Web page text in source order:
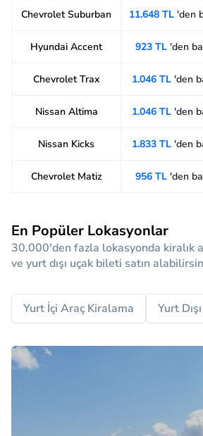
Chevrolet Suburban 11.648 TL 'den
Hyundai Accent 923 TL'den
Chevrolet Trax 1.046 TL 'den
Nissan Altima 1.046 TL 'den
Nissan Kicks 1.833 TL 'den
Chevrolet Matiz 956 TL'den
En Popüler Lokasyonlar
30.000'den fazla lokasyonda kiralık
ve yurt dışı uçak bileti satın
Yurt İçi Araç Kiralama Yurt